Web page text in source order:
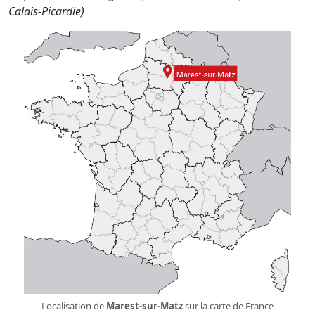
Calais-Picardie)
Localisation de Marest-sur-Matzsur la carte de France